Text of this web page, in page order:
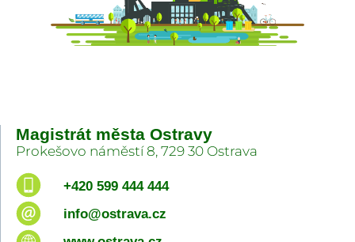
Magistrát města Ostravy
Prokešovo náměstí 8, 729 30 Ostrava
+420 599 444 444
info@ostrava.cz